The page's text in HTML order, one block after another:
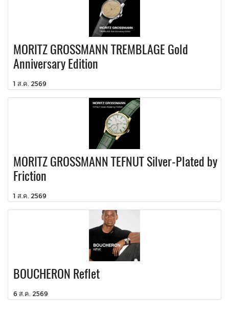
MORITZ GROSSMANN TREMBLAGE Gold
Anniversary Edition
1 ส.ค. 2569
MORITZ GROSSMANN TEFNUT Silver-Plated by
Friction
1 ส.ค. 2569
BOUCHERON Reflet
6 ส.ค. 2569